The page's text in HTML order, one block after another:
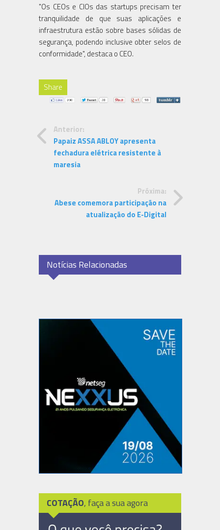
"Os CEOs e CIOs das startups precisam ter
tranquilidade de que suas aplicações e
infraestrutura estão sobre bases sólidas de
segurança, podendo inclusive obter selos de
conformidade", destaca o CEO.
Share
Anterior:
Papaiz ASSA ABLOY apresenta
fechadura elétrica resistente à
maresia
Próxima:
Abese comemora participação na
atualização do E-Digital
Notícias Relacionadas
COTAÇÃO, faça a sua agora